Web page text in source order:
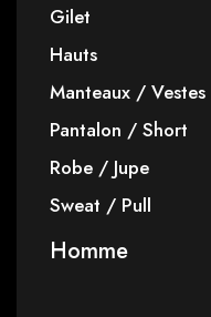
Gilet
Hauts
Manteaux / Vestes
Pantalon / Short
Robe / Jupe
Sweat / Pull
Homme